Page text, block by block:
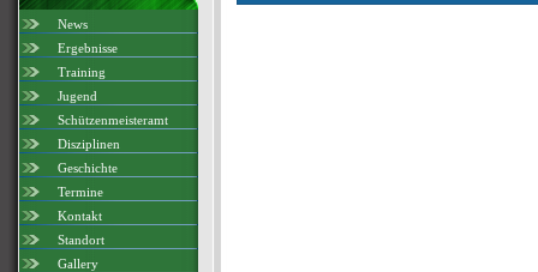
News
Ergebnisse
Training
Jugend
Schützenmeisteramt
Disziplinen
Geschichte
Termine
Kontakt
Standort
Gallery